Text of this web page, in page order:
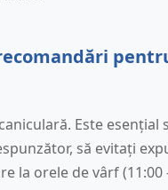
Este esențial
să evitați
la orele de vârf (11:00